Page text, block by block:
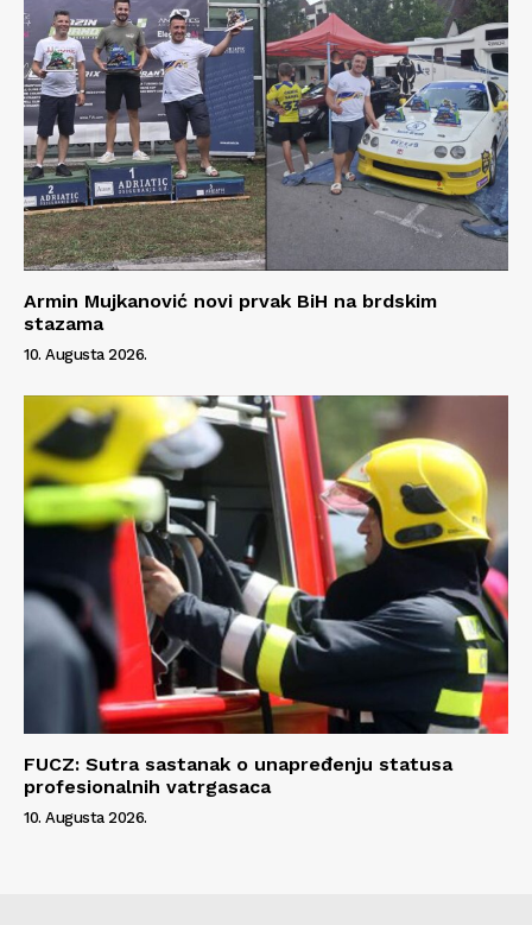
Armin Mujkanović novi prvak BiH na brdskim
stazama
10. Augusta 2026.
FUCZ: Sutra sastanak o unapređenju statusa
profesionalnih vatrgasaca
10. Augusta 2026.